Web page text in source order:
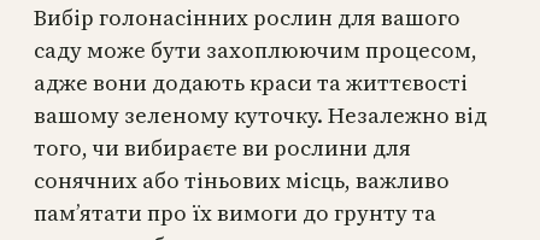
Вибір голонасінних рослин для вашого
саду може бути захоплюючим процесом,
адже вони додають краси та життєвості
вашому зеленому куточку. Незалежно від
того, чи вибираєте ви рослини для
сонячних або тіньових місць, важливо
пам’ятати про їх вимоги до грунту та